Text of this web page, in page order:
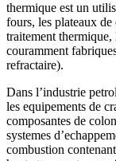
thermique est un
fours, les plateaux
traitement thermique,
couramment
refractaire).
Dans l’industrie
les equipements de
composantes de
systemes
combustion